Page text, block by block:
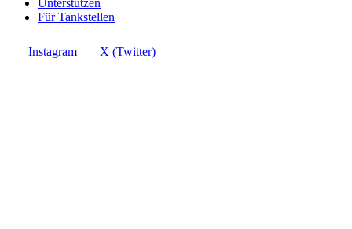
Unterstützen
Für Tankstellen
Instagram X (Twitter)